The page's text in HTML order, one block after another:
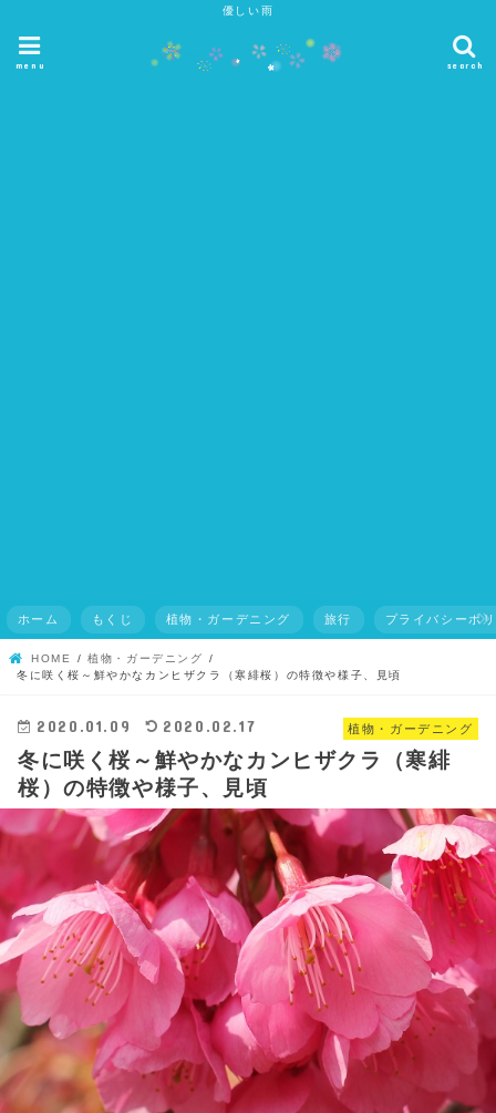
優しい雨
search
menu
ホーム もくじ 植物・ガーデニング 旅行 プライバシーポ
HOME
植物・ガーデニング
冬に咲く桜～鮮やかなカンヒザクラ（寒緋桜）の特徴や様子、見頃
植物・ガーデニング
2020.01.09 2020.02.17
冬に咲く桜～鮮やかなカンヒザクラ（寒緋
桜）の特徴や様子、見頃